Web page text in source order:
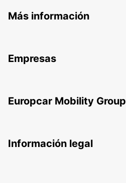
Más información
Empresas
Europcar Mobility Group
Información legal